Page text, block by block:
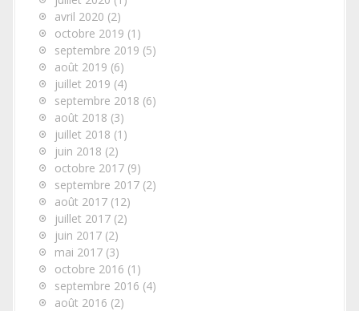
avril 2020 (2)
octobre 2019 (1)
septembre 2019 (5)
août 2019 (6)
juillet 2019 (4)
septembre 2018 (6)
août 2018 (3)
juillet 2018 (1)
juin 2018 (2)
octobre 2017 (9)
septembre 2017 (2)
août 2017 (12)
juillet 2017 (2)
juin 2017 (2)
mai 2017 (3)
octobre 2016 (1)
septembre 2016 (4)
août 2016 (2)